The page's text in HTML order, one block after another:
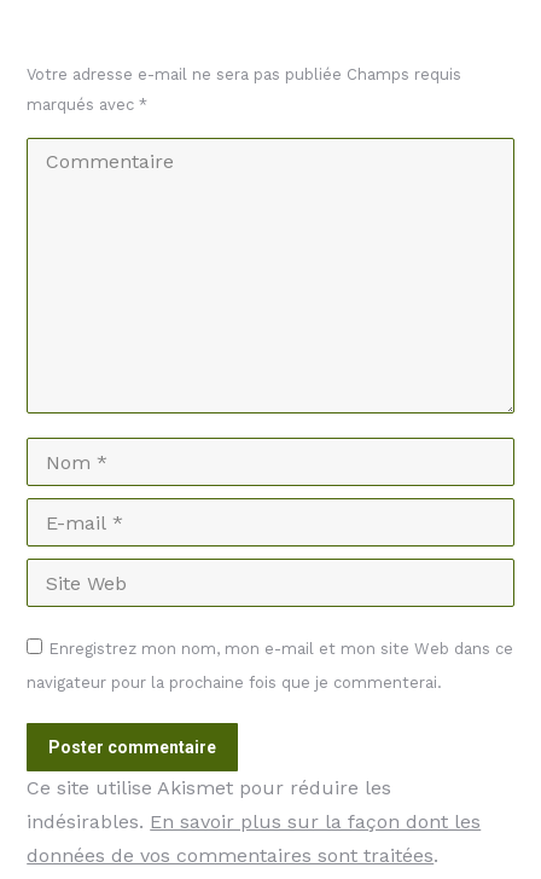
Votre adresse e-mail ne sera pas publiée Champs requis
marqués avec*
Commentaire
Nom *
E-mail *
Site Web
Enregistrez mon nom, mon e-mail et mon site Web dans ce
navigateur pour la prochaine fois que je commenterai.
Poster commentaire
Ce site utilise Akismet pour réduire les
indésirables. En savoir plus sur la façon dont les
données de vos commentaires sont traitées.